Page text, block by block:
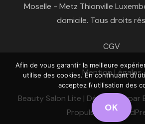
Moselle - Metz Thionville
domicile. Tous droits
CGV
Mention Légales
Beauty Salon Lite | Développé par
Propulsé par
Afin de vous garantir la meilleure
utilise des cookies. En continuant
acceptez l\'utilisation des
OK